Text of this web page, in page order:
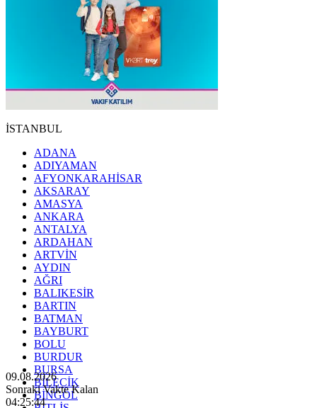
İSTANBUL
ADANA
ADIYAMAN
AFYONKARAHİSAR
AKSARAY
AMASYA
ANKARA
ANTALYA
ARDAHAN
ARTVİN
AYDIN
AĞRI
BALIKESİR
BARTIN
BATMAN
BAYBURT
BOLU
BURDUR
BURSA
BİLECİK
BİNGÖL
09.08.2026
Sonraki Vakte Kalan
04:25:42